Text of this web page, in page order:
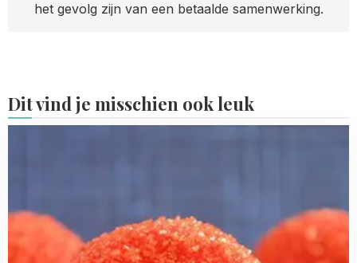
het gevolg zijn van een betaalde samenwerking.
Dit vind je misschien ook leuk
sneeuwpop(s)